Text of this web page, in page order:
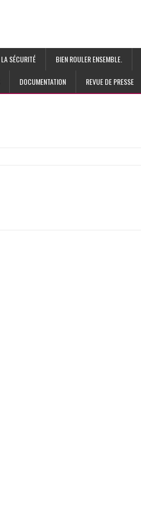
LA SÉCURITÉ BIEN ROULER ENSEMBLE.
DOCUMENTATION REVUE DE PRESSE